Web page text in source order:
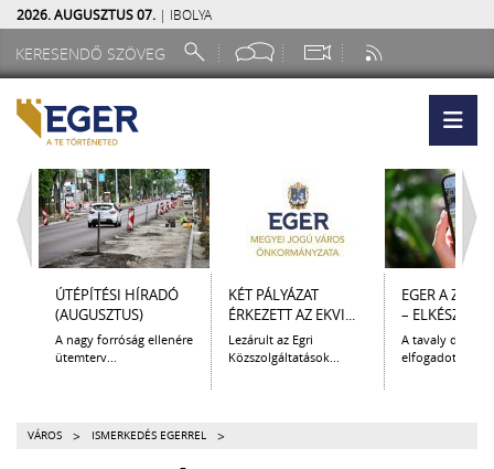
2026. AUGUSZTUS 07. | IBOLYA
ÚTÉPÍTÉSI HÍRADÓ
(AUGUSZTUS)
A nagy forróság ellenére
ütemterv...
KÉT PÁLYÁZAT
ÉRKEZETT AZ EKVI...
Lezárult az Egri
Közszolgáltatások...
EGER A
– ELKÉSZÜLT
A tavaly
elfogadott
VÁROS > ISMERKEDÉS EGERREL >